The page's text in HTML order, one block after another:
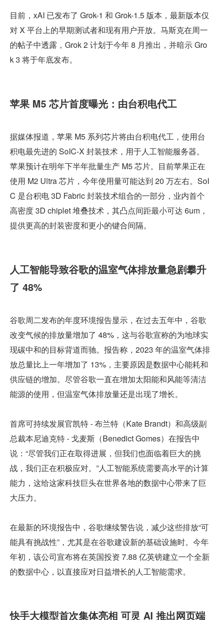
目前，xAI 已发布了 Grok-1 和 Grok-1.5 版本，最新版本仅
对 X 平台上的早期测试者和现有用户开放。马斯克在周一
的帖子中透露，Grok 2 计划于今年 8 月推出，并暗示 Gro
k 3 将于年底发布。
苹果 M5 芯片首度曝光：由台积电代工
据媒体报道，苹果 M5 系列芯片将由台积电代工，使用台
积电最先进的 SoIC-X 封装技术，用于人工智能服务器。
苹果预计在明年下半年批量生产 M5 芯片。目前苹果正在
使用 M2 Ultra 芯片，今年使用量可能达到 20 万左右。SoI
C 是台积电 3D Fabric 封装技术组合的一部分，业内首个
高密度 3D chiplet 堆叠技术，其凸点间距最小可达 6um，
提供更高的封装密度和更小的键合间隔。
人工智能导致谷歌的温室气体排放量急剧攀升
了 48%
谷歌周二发布的年度环境报告显示，在过去五年中，谷歌
改变气候的排放量增加了 48%，这与谷歌宣称的为地球实
现碳中和的目标背道而驰。报告称，2023 年的温室气体排
放总量比上一年增加了 13%，主要原因是数据中心能耗和
供应链的增加。尽管谷歌一直在增加太阳能和风能等清洁
能源的使用，但温室气体排放量还是出现了增长。
首席可持续发展官凯特 - 布兰特（Kate Brandt）和高级副
总裁本尼迪克特 - 戈麦斯（Benedict Gomes）在报告中
说：“尽管我们正在取得进展，但我们也面临着巨大的挑
战，我们正在积极应对。”人工智能系统需要高水平的计算
能力，这给这家科技巨头在世界各地的数据中心带来了巨
大压力。
在最新的环境报告中，谷歌继续警告说，减少这些排放“可
能具有挑战性”，尤其是在谷歌建设新的基础设施时。今年
年初，该公司宣布将在英国投资 7.88 亿英镑建立一个全新
的数据中心，以直接应对日益增长的人工智能需求。
快手大模型首次集体亮相 可灵 AI 推出网页端